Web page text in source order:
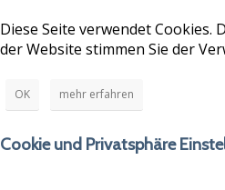
Diese Seite verwendet Cookies.
der Website stimmen Sie der
OK mehr erfahren
Cookie und Privatsphäre